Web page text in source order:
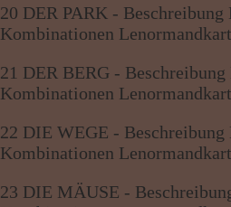
20 DER PARK - Beschreibung
Kombinationen
21 DER BERG - Beschreibung
Kombinationen
22 DIE WEGE - Beschreibung
Kombinationen
23 DIE MÄUSE -